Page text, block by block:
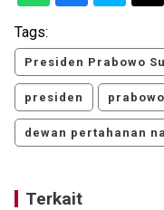
Tags:
Presiden Prabowo
presiden prabowo
dewan pertahanan
Terkait